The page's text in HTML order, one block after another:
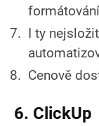
I ty
Cenově
6. ClickUp